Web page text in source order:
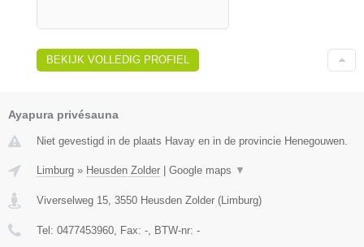
BEKIJK VOLLEDIG PROFIEL
Ayapura privésauna
Niet gevestigd in de plaats Havay en in de provincie Henegouwen.
Limburg » Heusden Zolder Google maps ▼
Viverselweg 15, 3550 Heusden Zolder (Limburg)
Tel: 0477453960, Fax: -, BTW-nr: -